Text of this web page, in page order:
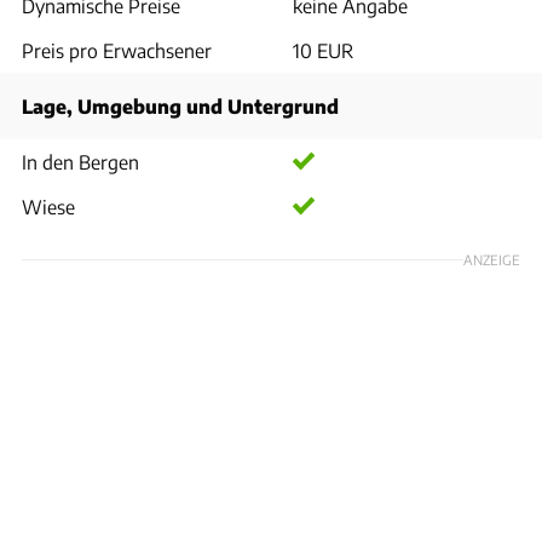
Dynamische Preise
keine Angabe
Preis pro Erwachsener
10 EUR
Lage, Umgebung und Untergrund
In den Bergen
Wiese
ANZEIGE